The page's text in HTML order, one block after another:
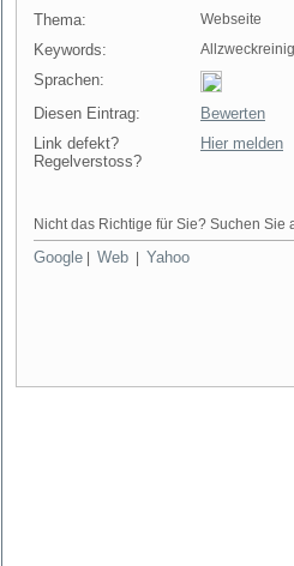
Thema: Webseite
Keywords:
Sprachen:
Diesen Eintrag:
Bewerten
Link defekt?
Regelverstoss?
Hier melden
Nicht das Richtige für Sie? Suchen Sie
Google Web Yahoo